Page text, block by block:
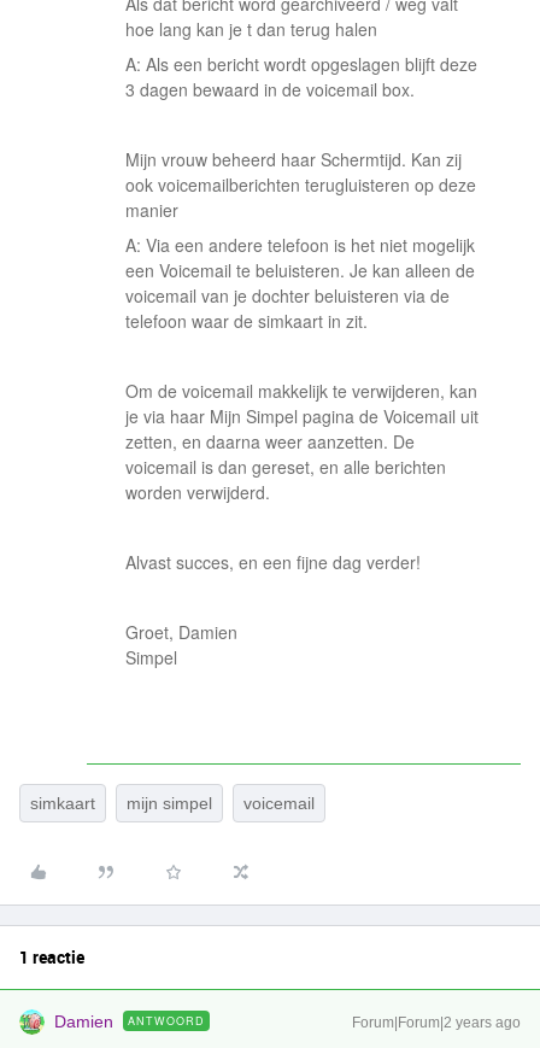
hoe lang kan je t dan terug halen
A: Als een bericht wordt opgeslagen blijft deze
3 dagen bewaard in de voicemail box.
Mijn vrouw beheerd haar Schermtijd. Kan zij
ook voicemailberichten terugluisteren op deze
manier
A: Via een andere telefoon is het niet mogelijk
een Voicemail te beluisteren. Je kan alleen de
voicemail van je dochter beluisteren via de
telefoon waar de simkaart in zit.
Om de voicemail makkelijk te verwijderen, kan
je via haar Mijn Simpel pagina de Voicemail uit
zetten, en daarna weer aanzetten. De
voicemail is dan gereset, en alle berichten
worden verwijderd.
Alvast succes, en een fijne dag verder!
Groet, Damien
Simpel
simkaart mijn simpel voicemail
1 reactie
Damien ANTWOORD Forum|Forum|2 years ago